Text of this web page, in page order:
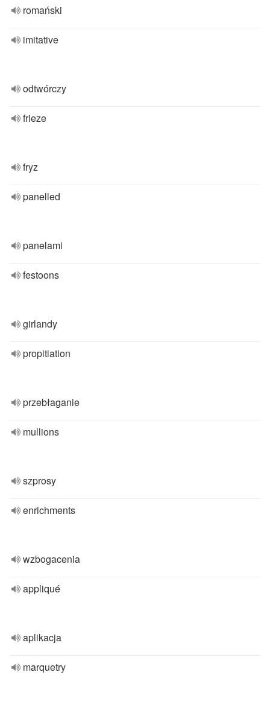
romański
imitative
odtwórczy
frieze
fryz
panelled
panelami
festoons
girlandy
propitiation
przebłaganie
mullions
szprosy
enrichments
wzbogacenia
appliqué
aplikacja
marquetry